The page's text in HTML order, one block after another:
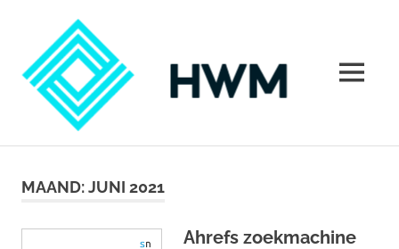
inhoud
Alles
marketing
MENU
MAAND:JUNI 2021
Ahrefs zoekmachine